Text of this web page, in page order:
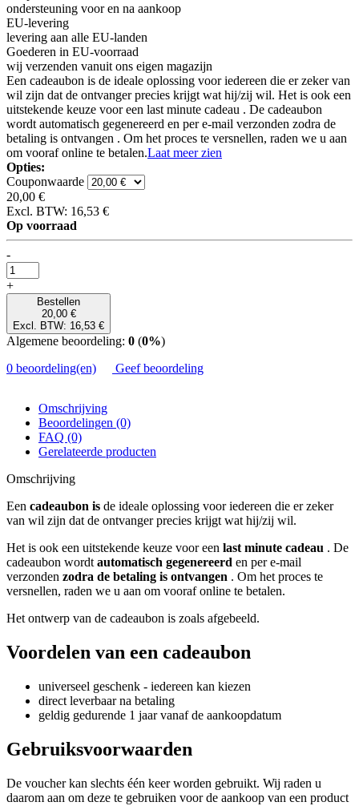
ondersteuning voor en na aankoop
EU-levering
levering aan alle EU-landen
Goederen in EU-voorraad
wij verzenden vanuit ons eigen magazijn
Een cadeaubon is de ideale oplossing voor iedereen die er zeker van
wil zijn dat de ontvanger precies krijgt wat hij/zij wil. Het is ook een
uitstekende keuze voor een last minute cadeau . De cadeaubon
wordt automatisch gegenereerd en per e-mail verzonden zodra de
betaling is ontvangen . Om het proces te versnellen, raden we u aan
om vooraf online te betalen.Laat meer zien
Opties:
Couponwaarde
20,00 €
Excl. BTW: 16,53 €
Op voorraad
-
+
Bestellen
20,00 €
Excl. BTW: 16,53 €
Algemene beoordeling: 0 (0%)
0 beoordeling(en)
Geef beoordeling
Omschrijving
Beoordelingen (0)
FAQ (0)
Gerelateerde producten
Omschrijving
Een cadeaubon is de ideale oplossing voor iedereen die er zeker
van wil zijn dat de ontvanger precies krijgt wat hij/zij wil.
Het is ook een uitstekende keuze voor een last minute cadeau . De
cadeaubon wordt automatisch gegenereerd en per e-mail
verzonden zodra de betaling is ontvangen . Om het proces te
versnellen, raden we u aan om vooraf online te betalen.
Het ontwerp van de cadeaubon is zoals afgebeeld.
Voordelen van een cadeaubon
universeel geschenk - iedereen kan kiezen
direct leverbaar na betaling
geldig gedurende 1 jaar vanaf de aankoopdatum
Gebruiksvoorwaarden
De voucher kan slechts één keer worden gebruikt. Wij raden u
daarom aan om deze te gebruiken voor de aankoop van een product